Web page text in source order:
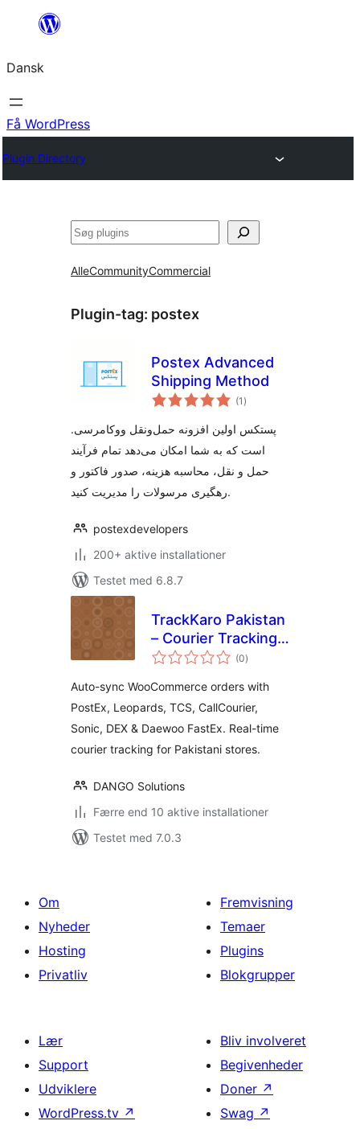
Spring
indhold
Dansk
Få WordPress
Plugin Directory
Søg
AlleCommunityCommercial
Plugin-tag: postex
Postex Advanced
Shipping Method
(1 totale
bedømmelser
)
.پستکس اولین افزونه حمل‌ونقل ووکامرسی
است که به شما امکان می‌دهد تمام فرآیند
حمل و نقل، محاسبه هزینه، صدور فاکتور و
رهگیری مرسولات را مدیریت کنید.
postexdevelopers
200+ aktive installationer
Testet med 6.8.7
TrackKaro Pakistan
– Courier Tracking
& COD
(0totale
bedømmelser
)
Auto-sync WooCommerce orders with
PostEx, Leopards, TCS, CallCourier,
Sonic, DEX & Daewoo FastEx. Real-time
courier tracking for Pakistani stores.
DANGO Solutions
Færre end 10 aktive installationer
Testet med 7.0.3
Om
Nyheder
Hosting
Privatliv
Fremvisning
Temaer
Plugins
Blokgrupper
Lær
Support
Udviklere
WordPress.tv ↗
Bliv involveret
Begivenheder
Doner ↗
Swag ↗